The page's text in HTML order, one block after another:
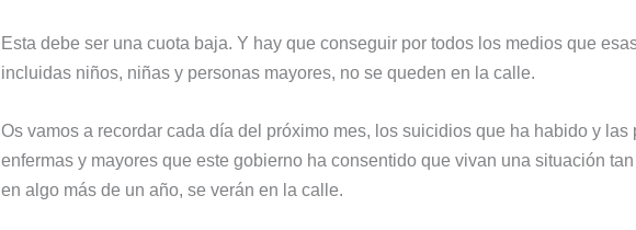
Esta debe ser una cuota baja. Y hay que conseguir por todos los medios que
incluidas niños, niñas y personas mayores, no se queden en la calle.
Os vamos a recordar cada día del próximo mes, los suicidios que ha habido y las
enfermas y mayores que este gobierno ha consentido que vivan una situación
en algo más de un año, se verán en la calle.